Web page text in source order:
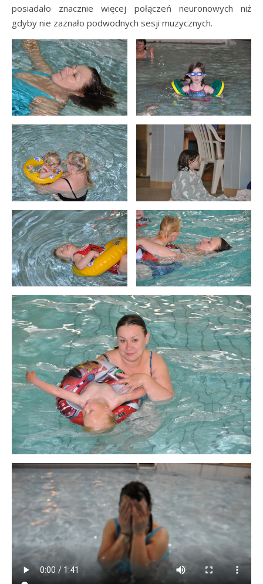
posiadało znacznie więcej połączeń neuronowych niż
gdyby nie zaznało podwodnych sesji muzycznych.